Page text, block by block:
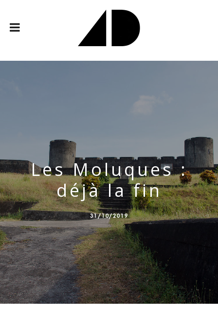
Les Moluques :
déjà la fin
31/10/2019